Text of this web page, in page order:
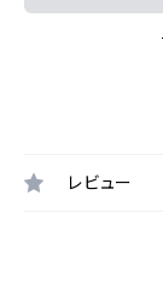
レビュー